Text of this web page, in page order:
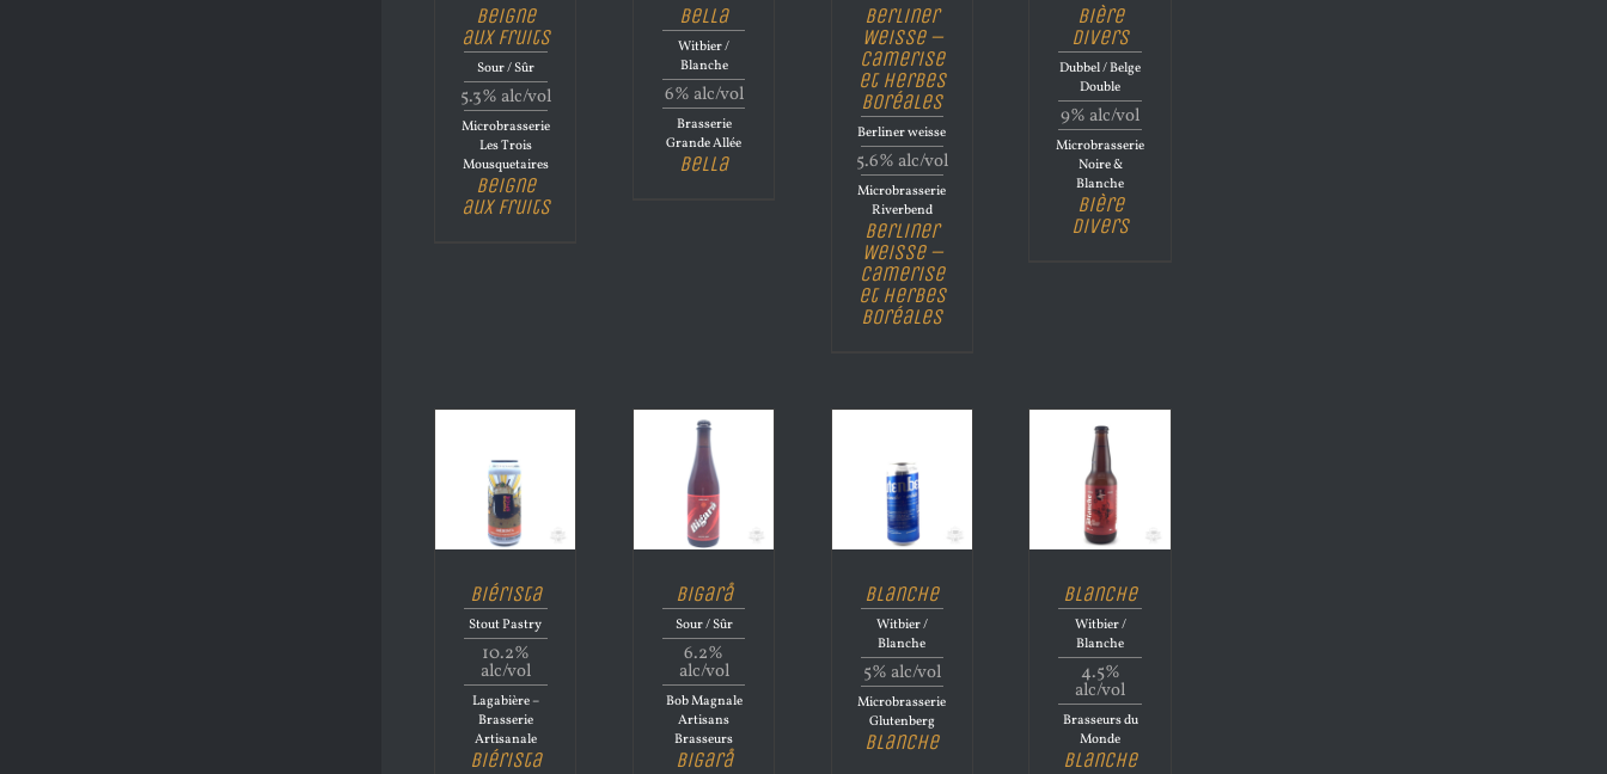
Beigne
aux Fruits
Sour / Sûr
5.3% alc/vol
Microbrasserie
Les Trois
Mousquetaires
Beigne
aux Fruits
Bella
Witbier /
Blanche
6% alc/vol
Brasserie
Grande Allée
Bella
Berliner
Weisse –
Camerise
et Herbes
Boréales
Berliner weisse
5.6% alc/vol
Microbrasserie
Riverbend
Berliner
Weisse –
Camerise
et Herbes
Boréales
Bière
Divers
Dubbel / Belge
Double
9% alc/vol
Microbrasserie
Noire &
Blanche
Bière
Divers
Biérista
Stout Pastry
10.2%
alc/vol
Lagabière –
Brasserie
Artisanale
Biérista
Bigarå
Sour / Sûr
6.2%
alc/vol
Bob Magnale
Artisans
Brasseurs
Bigarå
Blanche
Witbier /
Blanche
5% alc/vol
Microbrasserie
Glutenberg
Blanche
Blanche
Witbier /
Blanche
4.5%
alc/vol
Brasseurs du
Monde
Blanche